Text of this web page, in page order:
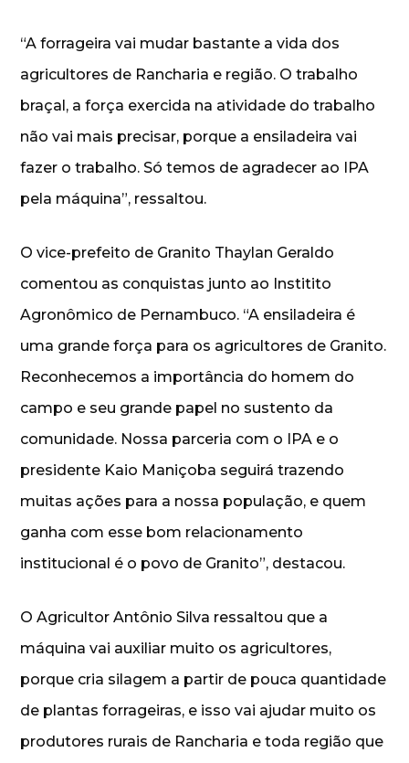
“A forrageira vai mudar bastante a vida dos
agricultores de Rancharia e região. O trabalho
braçal, a força exercida na atividade do trabalho
não vai mais precisar, porque a ensiladeira vai
fazer o trabalho. Só temos de agradecer ao IPA
pela máquina”, ressaltou.
O vice-prefeito de Granito Thaylan Geraldo
comentou as conquistas junto ao Institito
Agronômico de Pernambuco. “A ensiladeira é
uma grande força para os agricultores de Granito.
Reconhecemos a importância do homem do
campo e seu grande papel no sustento da
comunidade. Nossa parceria com o IPA e o
presidente Kaio Maniçoba seguirá trazendo
muitas ações para a nossa população, e quem
ganha com esse bom relacionamento
institucional é o povo de Granito”, destacou.
O Agricultor Antônio Silva ressaltou que a
máquina vai auxiliar muito os agricultores,
porque cria silagem a partir de pouca quantidade
de plantas forrageiras, e isso vai ajudar muito os
produtores rurais de Rancharia e toda região que